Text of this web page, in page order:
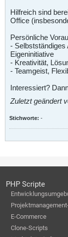
Hilfreich sind
Office
Persönliche
- Selbstständiges
Eigeninitiative
- Kreativität,
- Teamgeist,
Interessiert?
Zuletzt geändert
Stichworte: -
PHP Scripte
E-Commerce
Clone-Scripts